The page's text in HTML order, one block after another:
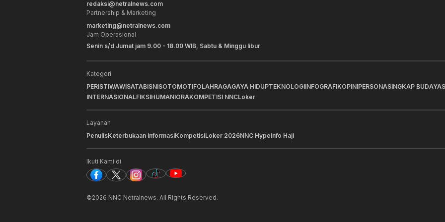
redaksi@netralnews.com
Partnership & Marketing
marketing@netralnews.com
Jam Operasional
Senin s/d Jumat jam 9.00 - 18.00 WIB, Sabtu & Minggu libur
Kategori
PERISTIWAWISATABISNISOTOMOTIFOLAHRAGAGAYA HIDUPTEKNOLOGIINFOGRAFIKOPINIPERSONASINGKAP BUDAYA
INTERNASIONALFIKSIHUMANIORAKOMPETISI NNCLoker
Layanan
PenulisKeterbukaan InformasiKompetisiLoker 2026NNC HypeInfo Haji
Ikuti Kami di
©2026 NNC Netralnews. All Rights Reserved.